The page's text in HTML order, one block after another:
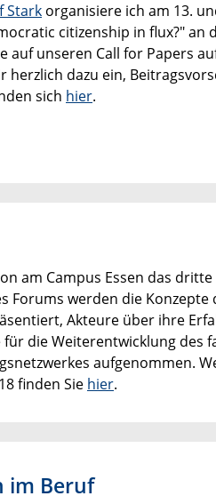
Stark organisiere ich am 13.
citizenship in flux?" an
auf unseren Call for Papers
herzlich dazu ein,
sich hier.
am Campus Essen das
Forums werden die Konzepte
Akteure über ihre
die Weiterentwicklung des
aufgenommen.
finden Sie hier.
im Beruf